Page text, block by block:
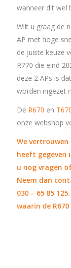
wanneer dit wel
Wilt u graag de
AP met hoge
de juiste keuze
R770 die eind
deze 2 APs is
worden ingezet
De R670 en
onze webshop
We
heeft gegeven
u nog vragen
Neem dan
030 – 65 85
waarin de